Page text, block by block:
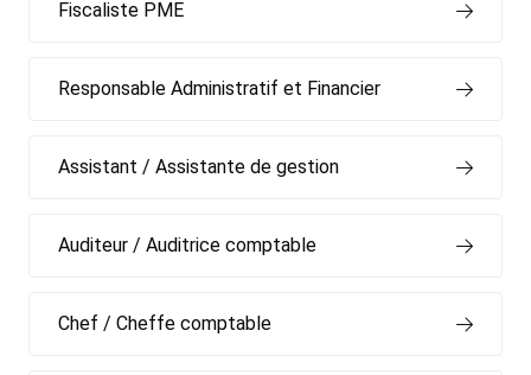
Fiscaliste PME
Responsable Administratif et Financier
Assistant / Assistante de gestion
Auditeur / Auditrice comptable
Chef / Cheffe comptable